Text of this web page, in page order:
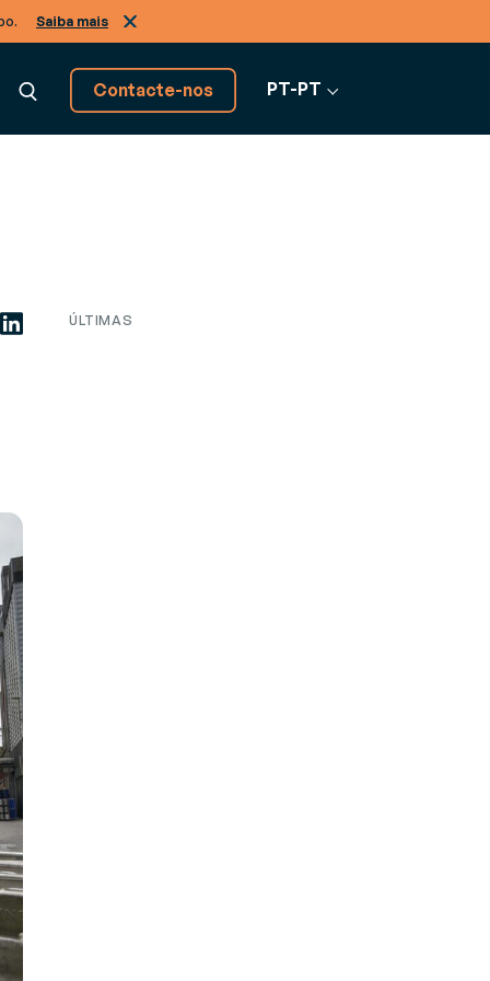
Saiba mais
Ver todo o software
negócio, de A a Z
Contacte-nos PT-PT
ÚLTIMAS